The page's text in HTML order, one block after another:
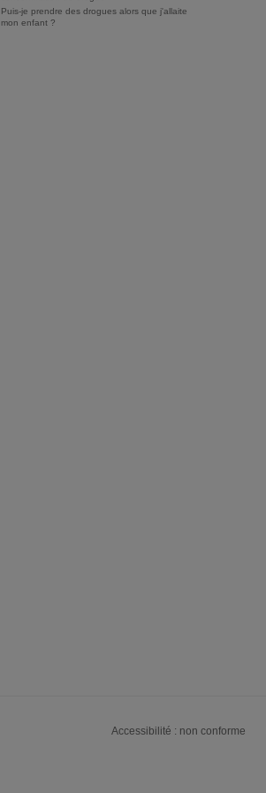
Puis-je prendre des drogues alors que j'allaite
mon enfant ?
Accessibilité : non conforme